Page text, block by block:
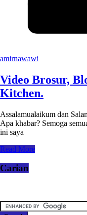
amirnawawi
Video Brosur,
Kitchen.
Assalamualaikum dan
Apa khabar? Semoga
ini saya
Read More
Carian